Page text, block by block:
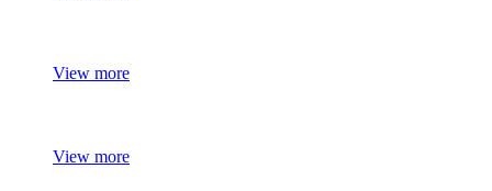
View more
View more